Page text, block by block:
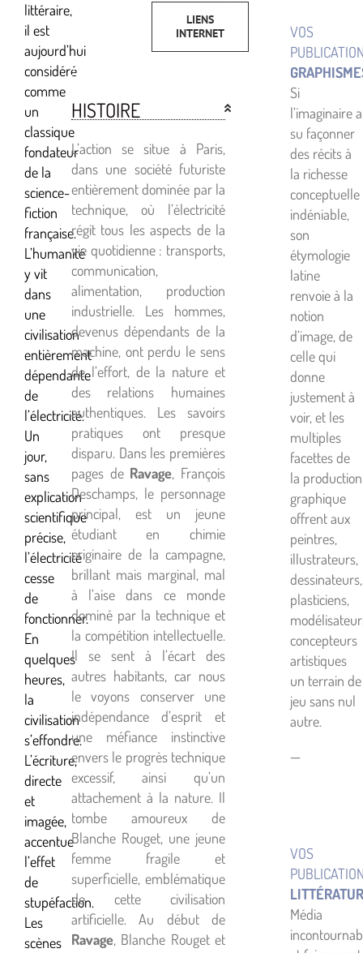
littéraire,
il est
aujourd’hui
considéré
comme
un
classique
fondateur
de la
science-
fiction
française.
L’humanité
y vit
dans
une
civilisation
entièrement
dépendante
de
l’électricité.
Un
jour,
sans
explication
scientifique
précise,
l’électricité
cesse
de
fonctionner.
En
quelques
heures,
la
civilisation
s’effondre.
L’écriture,
directe
et
imagée,
accentue
l’effet
de
stupéfaction.
Les
scènes
LIENS
INTERNET
HISTOIRE
L’action se situe à Paris,
dans une société futuriste
entièrement dominée par la
technique, où l’électricité
régit tous les aspects de la
vie quotidienne : transports,
communication,
alimentation, production
industrielle. Les hommes,
devenus dépendants de la
machine, ont perdu le sens
de l’effort, de la nature et
des relations humaines
authentiques. Les savoirs
pratiques ont presque
disparu. Dans les premières
pages de Ravage, François
Deschamps, le personnage
principal, est un jeune
étudiant en chimie
originaire de la campagne,
brillant mais marginal, mal
à l’aise dans ce monde
dominé par la technique et
la compétition intellectuelle.
Il se sent à l’écart des
autres habitants, car nous
le voyons conserver une
indépendance d’esprit et
une méfiance instinctive
envers le progrès technique
excessif, ainsi qu’un
attachement à la nature. Il
tombe amoureux de
Blanche Rouget, une jeune
femme fragile et
superficielle, emblématique
de cette civilisation
artificielle. Au début de
Ravage, Blanche Rouget et
VOS
Si
l’imaginaire a
su façonner
des récits à
la richesse
conceptuelle
indéniable,
son
étymologie
latine
renvoie à la
notion
d’image, de
celle qui
donne
justement à
voir, et les
multiples
facettes de
la production
graphique
offrent aux
peintres,
illustrateurs,
dessinateurs,
plasticiens,
concepteurs
artistiques
un terrain de
jeu sans nul
autre.
—
VOS
Média